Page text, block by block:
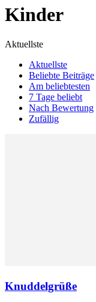
Kinder
Aktuellste
Aktuellste
Beliebte Beiträge
Am beliebtesten
7 Tage beliebt
Nach Bewertung
Zufällig
Knuddelgrüße